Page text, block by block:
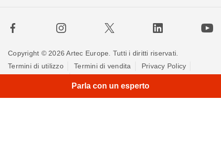
Hi! |
×
Copyright © 2026 Artec Europe. Tutti i diritti riservati.
Termini di utilizzo
Termini di vendita
Privacy Policy
Parla con un esperto